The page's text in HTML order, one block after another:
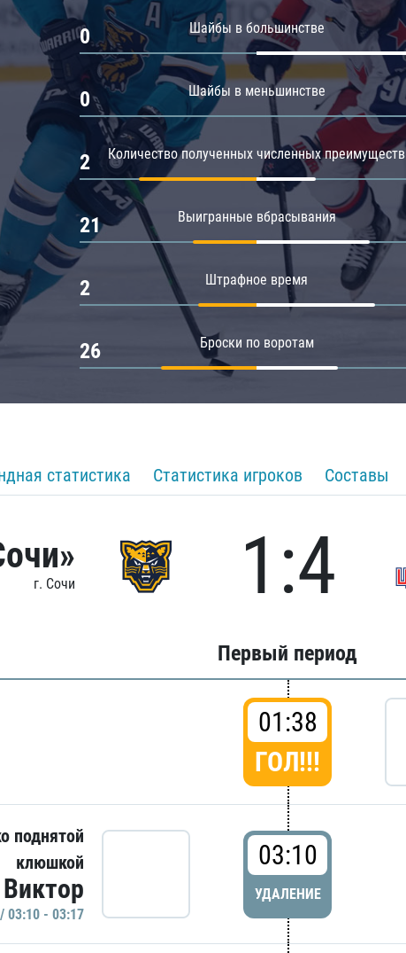
Амур
Барыс
Салават Юлаев
Шайбы в большинстве
0
Шайбы в меньшинстве
0
Количество полученных численных преимуществ
2
Выигранные вбрасывания
21
Штрафное время
2
Броски по воротам
26
статистика Статистика игроков Составы
г. Сочи 1:4
Первый период
01:38
ГОЛ!!!
поднятой
клюшкой
03:10 - 03:17
03:10
УДАЛЕНИЕ